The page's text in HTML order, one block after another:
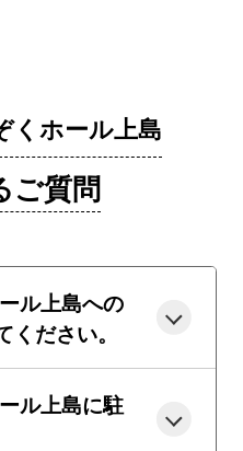
くホール上島
ご質問
ル上島への
ださい。
ル上島に駐